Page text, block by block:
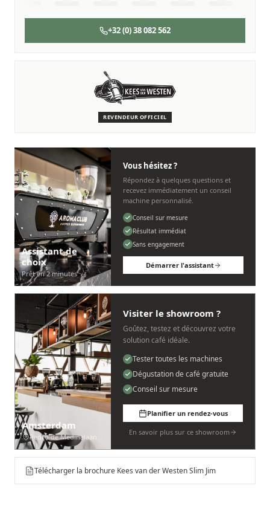
+32 (0) 38 082 562
REVENDEUR OFFICIEL
Nous sommes là pour vous
Des techniciens experts qui connaissent les machines Kees
Personnel, rapide et sans tracas.
Assistant de
choix
Prêt en 2 minutes
Vous hésitez ?
Répondez à quelques questions et
recevez immédiatement un conseil
machine personnalisé.
Conseil sur mesure
Résultat immédiat
Sans engagement
Démarrer l'assistant
Amsterdam
Pedro de Medinalaan 53
Visiter le showroom ?
Goûtez, testez et découvrez votre
solution café idéale.
Tester toutes les machines
Dégustation de café gratuite
Conseil sur mesure
Planifier un rendez-vous
En savoir plus sur ce showroom
Télécharger la brochure Kees van der Westen Slim Jim